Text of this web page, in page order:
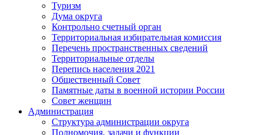
Туризм
Дума округа
Контрольно счетный орган
Территориальная избирательная комиссия
Перечень пространственных сведений
Территориальные отделы
Перепись населения 2021
Общественный Совет
Памятные даты в военной истории России
Совет женщин
Администрация
Структура администрации округа
Полномочия, задачи и функции